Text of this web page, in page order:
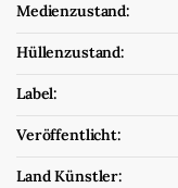
Medienzustand:
Hüllenzustand:
Label:
Veröffentlicht:
Land Künstler: